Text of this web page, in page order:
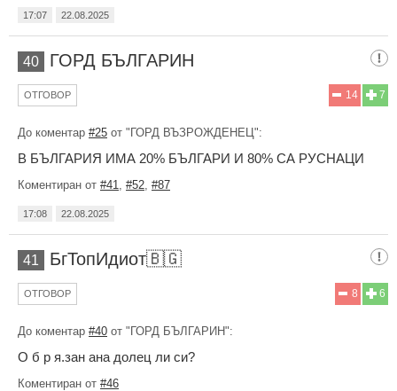
17:07 22.08.2025
40 ГОРД БЪЛГАРИН
7
14
ОТГОВОР
До коментар #25 от "ГОРД ВЪЗРОЖДЕНЕЦ":
В БЪЛГАРИЯ ИМА 20% БЪЛГАРИ И 80% СА РУСНАЦИ
Коментиран от #41 #52 #87
17:08 22.08.2025
41 БгТопИдиот🇧🇬
6
8
ОТГОВОР
До коментар #40 от "ГОРД БЪЛГАРИН":
О б р я.зан ана долец ли си?
Коментиран от #46